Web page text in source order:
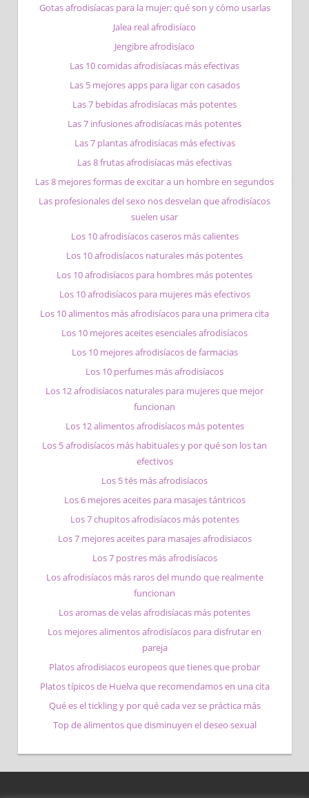
Gotas afrodisíacas para la mujer: qué son y cómo usarlas
Jalea real afrodisíaco
Jengibre afrodisíaco
Las 10 comidas afrodisíacas más efectivas
Las 5 mejores apps para ligar con casados
Las 7 bebidas afrodisíacas más potentes
Las 7 infusiones afrodisíacas más potentes
Las 7 plantas afrodisíacas más efectivas
Las 8 frutas afrodisíacas más efectivas
Las 8 mejores formas de excitar a un hombre en segundos
Las profesionales del sexo nos desvelan que afrodisíacos
suelen usar
Los 10 afrodisíacos caseros más calientes
Los 10 afrodisíacos naturales más potentes
Los 10 afrodisíacos para hombres más potentes
Los 10 afrodisíacos para mujeres más efectivos
Los 10 alimentos más afrodisíacos para una primera cita
Los 10 mejores aceites esenciales afrodisíacos
Los 10 mejores afrodisíacos de farmacias
Los 10 perfumes más afrodisíacos
Los 12 afrodisíacos naturales para mujeres que mejor
funcionan
Los 12 alimentos afrodisíacos más potentes
Los 5 afrodisíacos más habituales y por qué son los tan
efectivos
Los 5 tés más afrodisíacos
Los 6 mejores aceites para masajes tántricos
Los 7 chupitos afrodisíacos más potentes
Los 7 mejores aceites para masajes afrodisiacos
Los 7 postres más afrodisíacos
Los afrodisíacos más raros del mundo que realmente
funcionan
Los aromas de velas afrodisíacas más potentes
Los mejores alimentos afrodisíacos para disfrutar en
pareja
Platos afrodisiacos europeos que tienes que probar
Platos típicos de Huelva que recomendamos en una cita
Qué es el tickling y por qué cada vez se práctica más
Top de alimentos que disminuyen el deseo sexual